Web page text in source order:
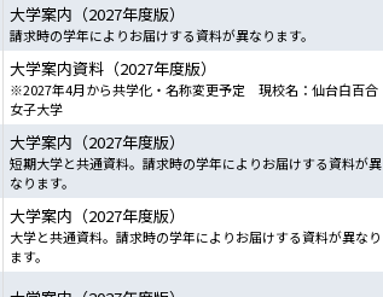
大学案内（2027年度版）
請求時の学年によりお届けする資料が異なります。
大学案内資料（2027年度版）
※2027年4月から共学化・名称変更予定 現校名：仙台白百合
女子大学
大学案内（2027年度版）
短期大学と共通資料。請求時の学年によりお届けする資料が異
なります。
大学案内（2027年度版）
大学と共通資料。請求時の学年によりお届けする資料が異なり
ます。